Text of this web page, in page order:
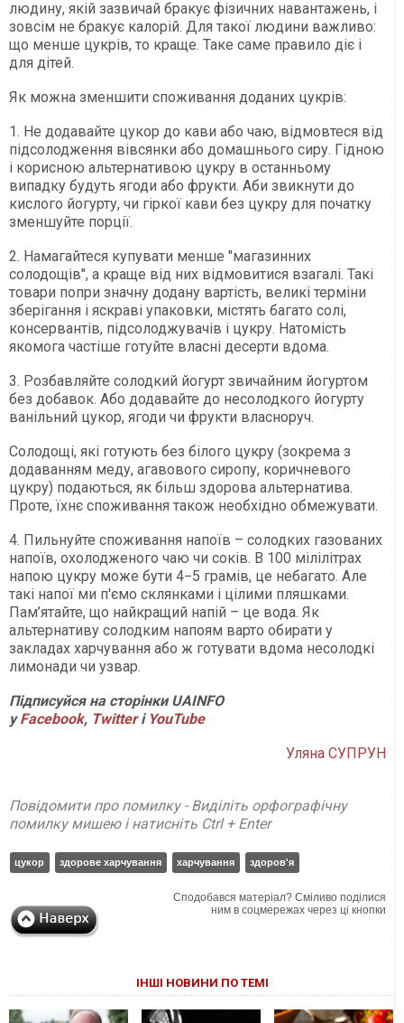
людину, якій зазвичай бракує фізичних навантажень, і
зовсім не бракує калорій. Для такої людини важливо:
що менше цукрів, то краще. Таке саме правило діє і
для дітей.
Як можна зменшити споживання доданих цукрів:
1. Не додавайте цукор до кави або чаю, відмовтеся від
підсолодження вівсянки або домашнього сиру. Гідною
і корисною альтернативою цукру в останньому
випадку будуть ягоди або фрукти. Аби звикнути до
кислого йогурту, чи гіркої кави без цукру для початку
зменшуйте порції.
2. Намагайтеся купувати менше "магазинних
солодощів", а краще від них відмовитися взагалі. Такі
товари попри значну додану вартість, великі терміни
зберігання і яскраві упаковки, містять багато солі,
консервантів, підсолоджувачів і цукру. Натомість
якомога частіше готуйте власні десерти вдома.
3. Розбавляйте солодкий йогурт звичайним йогуртом
без добавок. Або додавайте до несолодкого йогурту
ванільний цукор, ягоди чи фрукти власноруч.
Солодощі, які готують без білого цукру (зокрема з
додаванням меду, агавового сиропу, коричневого
цукру) подаються, як більш здорова альтернатива.
Проте, їхнє споживання також необхідно обмежувати.
4. Пильнуйте споживання напоїв – солодких газованих
напоїв, охолодженого чаю чи соків. В 100 мілілітрах
напою цукру може бути 4−5 грамів, це небагато. Але
такі напої ми п'ємо склянками і цілими пляшками.
Пам’ятайте, що найкращий напій – це вода. Як
альтернативу солодким напоям варто обирати у
закладах харчування або ж готувати вдома несолодкі
лимонади чи узвар.
Підписуйся на сторінки UAINFO
уFacebook, Twitterі YouTube
Уляна СУПРУН
Повідомити про помилку - Виділіть орфографічну
помилку мишею і натисніть Ctrl + Enter
цукор здорове харчування харчування здоров'я
Сподобався матеріал? Сміливо поділися
ним в соцмережах через ці кнопки
ІНШІ НОВИНИ ПО ТЕМІ